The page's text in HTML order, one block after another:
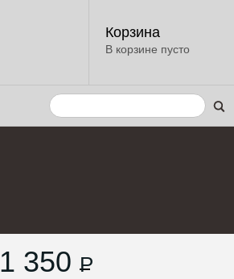
Корзина
В корзине пусто
1 350 P